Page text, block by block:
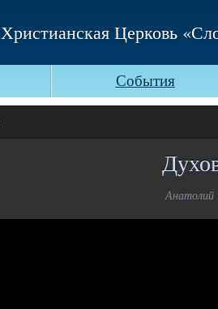
Христианская Церковь
События
Анатолий